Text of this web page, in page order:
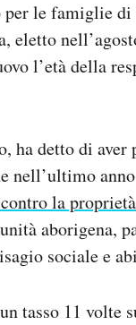
le famiglie
l’età della
detto di aver
la proprietà
aborigena,
sociale e
tasso 11 volte